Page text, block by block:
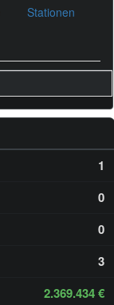
Stationen
1
0
0
3
2.369.434 €